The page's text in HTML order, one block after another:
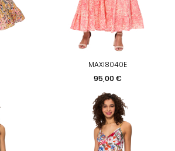
MAXI8040E
Prix
95,00 €